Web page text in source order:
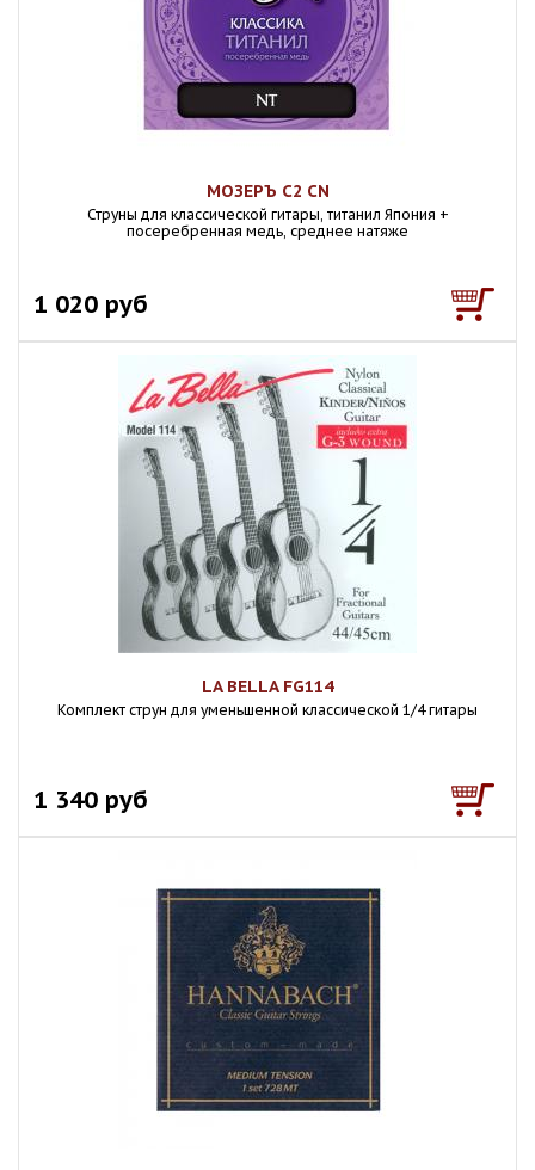
МОЗЕРЪ C2 CN
Струны для классической гитары, титанил Япония +
посеребренная медь, среднее натяже
1 020 руб
LA BELLA FG114
Комплект струн для уменьшенной классической 1/4 гитары
1 340 руб